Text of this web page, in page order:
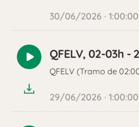
30/06/2026 · 1:00:00
Reproducir
audio
QFELV, 02-03h
QFELV (Tramo de
29/06/2026 · 1:00:00